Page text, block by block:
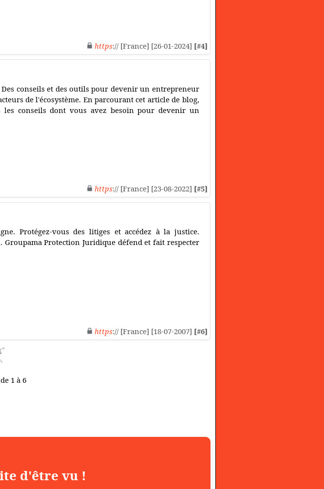
https:// [France] [26-01-2024] [#4]
conseils et des outils pour devenir un entrepreneur
de l'écosystème. En parcourant cet article de blog,
les conseils dont vous avez besoin pour devenir un
https:// [France] [23-08-2022] [#5]
Protégez-vous des litiges et accédez à la justice.
Groupama Protection Juridique défend et fait respecter
https:// [France] [18-07-2007] [#6]
1 à 6
d'être vu !